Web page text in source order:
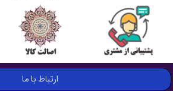
ارتباط با ما